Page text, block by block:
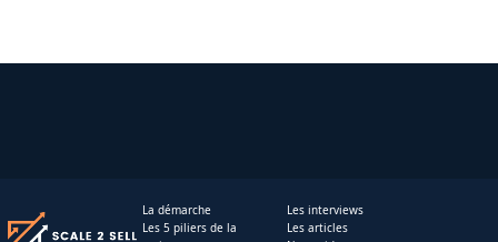
La démarche
Les 5 piliers de la
Les interviews
Les articles